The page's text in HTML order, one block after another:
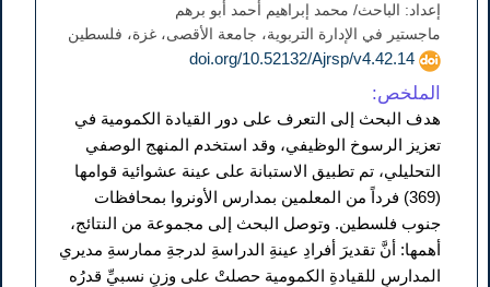
إعداد: الباحث/ محمد إبراهيم أحمد أبو برهم
ماجستير في الإدارة التربوية، جامعة الأقصى، غزة، فلسطين
doi.org/10.52132/Ajrsp/v4.42.14
الملخص:
هدف البحث إلى التعرف على دور القيادة الكمومية في
تعزيز الرسوخ الوظيفي، وقد استخدم المنهج الوصفي
التحليلي، تم تطبيق الاستبانة على عينة عشوائية قوامها
(369) فرداً من المعلمين بمدارس الأونروا بمحافظات
جنوب فلسطين. وتوصل البحث إلى مجموعة من النتائج،
أهمها: أنَّ تقديرَ أفرادِ عينةِ الدراسةِ لدرجةِ ممارسةِ مديري
المدارسِ للقيادةِ الكمومية حصلتْ على وزنٍ نسبيِّ قدرُه